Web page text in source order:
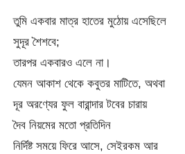
তুমি একবার মাত্র হাতের মুঠোয় এসেছিলে
সুদূর শৈশবে;
তারপর একবারও এলে না।
যেমন আকাশ থেকে কবুতর মাটিতে, অথবা
দূর অরণ্যের ফুল বারান্দার টবের চারায়
দৈব নিয়মের মতো প্রতিদিন
নির্দিষ্ট সময়ে ফিরে আসে, সেইরকম আর